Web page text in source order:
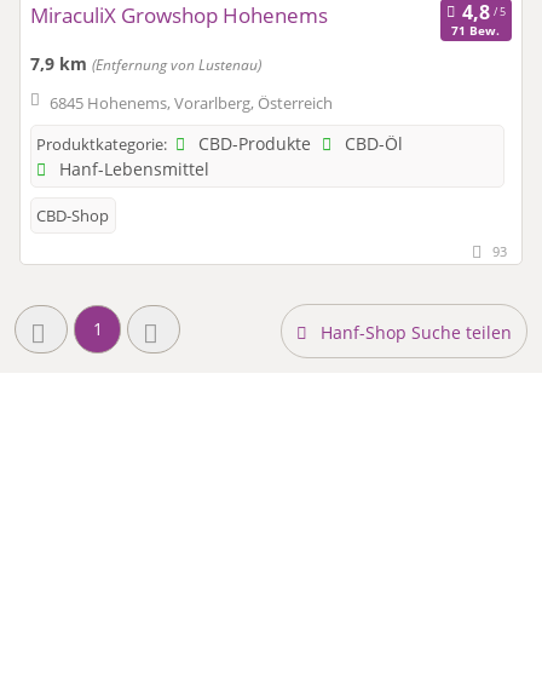
MiraculiX Growshop Hohenems
71 Bew.
7,9 km (Entfernung von Lustenau)
6845 Hohenems, Vorarlberg, Österreich
Produktkategorie:
CBD-Produkte
CBD-Öl
Hanf-Lebensmittel
CBD-Shop
93
1 Hanf-Shop Suche teilen